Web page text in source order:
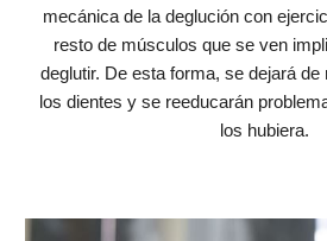
mecánica de la deglución con
resto de músculos que se ven
deglutir. De esta forma, se dejará
los dientes y se reeducarán
los hubiera.